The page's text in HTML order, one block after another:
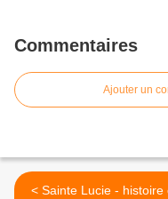
Commentaires
Ajouter un
< Sainte Lucie - histoire et